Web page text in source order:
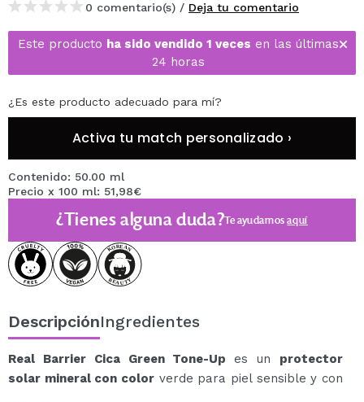
0 comentario(s) / Deja tu comentario
Este producto ha sido vendido 1 veces en las últimas
24 horas
¿Es este producto adecuado para mí?
Activa tu match personalizado ›
Contenido: 50.00 ml
Precio x 100 ml: 51,98€
¿Tienes alguna duda?Te ayudamosaquí
DescripciónIngredientes
Real Barrier Cica Green Tone-Upes un protector
solar mineral con color verde para piel sensible y con